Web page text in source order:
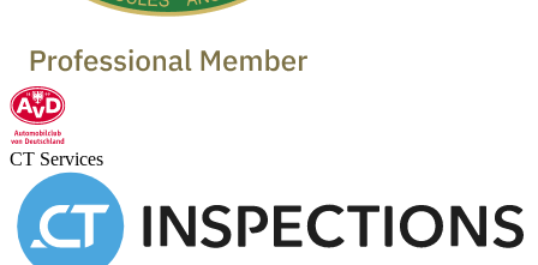
CT Services